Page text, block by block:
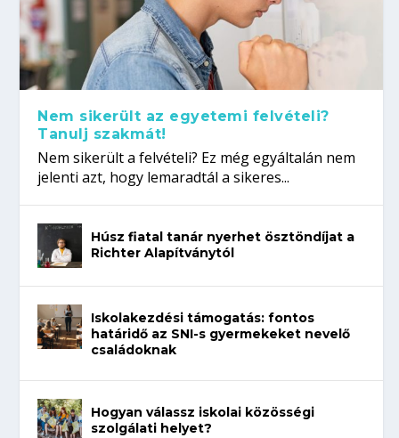
Nem sikerült az egyetemi felvételi?
Tanulj szakmát!
Nem sikerült a felvételi? Ez még egyáltalán nem
jelenti azt, hogy lemaradtál a sikeres...
Húsz fiatal tanár nyerhet ösztöndíjat a
Richter Alapítványtól
Iskolakezdési támogatás: fontos
határidő az SNI-s gyermekeket nevelő
családoknak
Hogyan válassz iskolai közösségi
szolgálati helyet?